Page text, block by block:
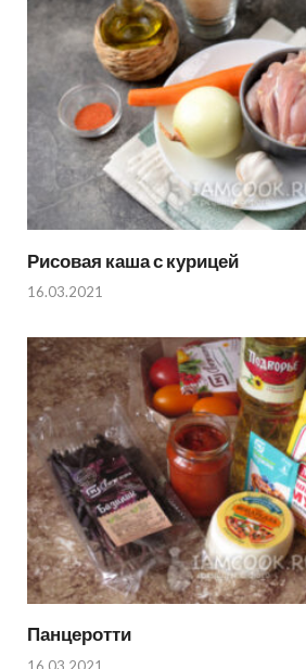
Рисовая каша с курицей
16.03.2021
Панцеротти
16.03.2021